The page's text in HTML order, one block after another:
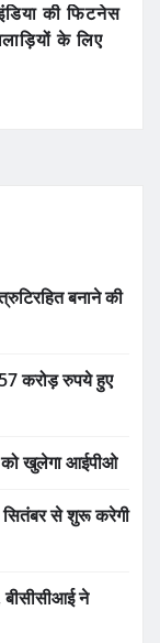
की फिटनेस
के लिए
बनाने की
करोड़ रुपये हुए
को खुलेगा आईपीओ
सितंबर से शुरू करेगी
बीसीसीआई ने